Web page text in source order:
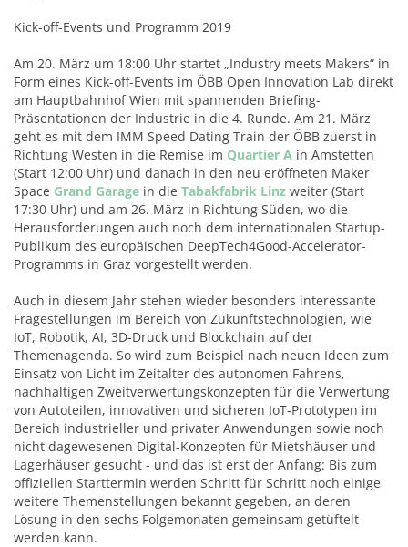
Kick-off-Events und Programm 2019
Am 20. März um 18:00 Uhr startet „Industry meets Makers“ in
Form eines Kick-off-Events im ÖBB Open Innovation Lab direkt
am Hauptbahnhof Wien mit spannenden Briefing-
Präsentationen der Industrie in die 4. Runde. Am 21. März
geht es mit dem IMM Speed Dating Train der ÖBB zuerst in
Richtung Westen in die Remise im Quartier A in Amstetten
(Start 12:00 Uhr) und danach in den neu eröffneten Maker
Space Grand Garage in die Tabakfabrik Linz weiter (Start
17:30 Uhr) und am 26. März in Richtung Süden, wo die
Herausforderungen auch noch dem internationalen Startup-
Publikum des europäischen DeepTech4Good-Accelerator-
Programms in Graz vorgestellt werden.
Auch in diesem Jahr stehen wieder besonders interessante
Fragestellungen im Bereich von Zukunftstechnologien, wie
IoT, Robotik, AI, 3D-Druck und Blockchain auf der
Themenagenda. So wird zum Beispiel nach neuen Ideen zum
Einsatz von Licht im Zeitalter des autonomen Fahrens,
nachhaltigen Zweitverwertungskonzepten für die Verwertung
von Autoteilen, innovativen und sicheren IoT-Prototypen im
Bereich industrieller und privater Anwendungen sowie noch
nicht dagewesenen Digital-Konzepten für Mietshäuser und
Lagerhäuser gesucht - und das ist erst der Anfang: Bis zum
offiziellen Starttermin werden Schritt für Schritt noch einige
weitere Themenstellungen bekannt gegeben, an deren
Lösung in den sechs Folgemonaten gemeinsam getüftelt
werden kann.